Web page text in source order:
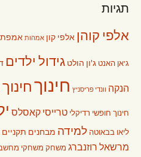
תגיות
אלפי קוהן אלפי קון אמהות
ג'אן האנט ג'ון הולט גידול ילדים
הנקה וונדי פריסניץ חינוך
חינוך חופשי רדיקלי טרייסי קאסלס
ליאו בבאוטה למידה מבחנים תקניים
מרשאל רוזנברג משחק משחקי